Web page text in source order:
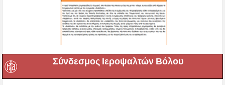
Σύνδεσμος Ιεροψαλτών Βόλου